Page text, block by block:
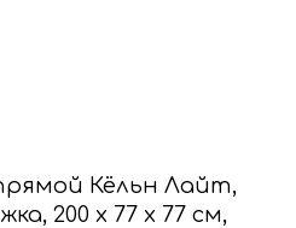
Кёльн Лайт,
200 х 77 х 77 см,